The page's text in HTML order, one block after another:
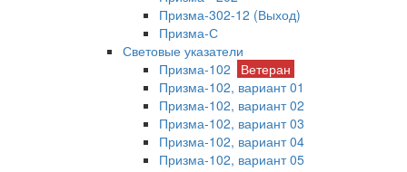
Призма-302-12 (Выход)
Призма-С
Световые указатели
Призма-102
Ветеран
Призма-102, вариант 01
Призма-102, вариант 02
Призма-102, вариант 03
Призма-102, вариант 04
Призма-102, вариант 05